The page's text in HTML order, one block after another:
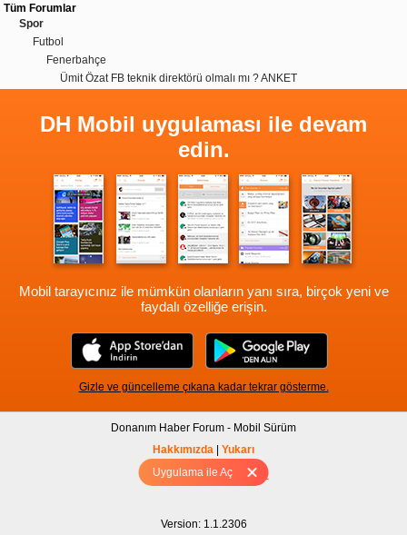
Uygulama ile Aç
Tüm Forumlar
Spor
Futbol
Fenerbahçe
Ümit Özat FB teknik direktörü olmalı mı ? ANKET
DH Mobil uygulaması ile devam
edin.
Mobil tarayıcınız ile mümkün olanların yanı sıra, birçok yeni ve
faydalı özelliğe erişin.
Gizle ve güncelleme çıkana kadar tekrar gösterme.
Donanım Haber Forum - Mobil Sürüm
Hakkımızda | Yukarı
Tam sürüm için Tıklayınız
Version: 1.1.2306